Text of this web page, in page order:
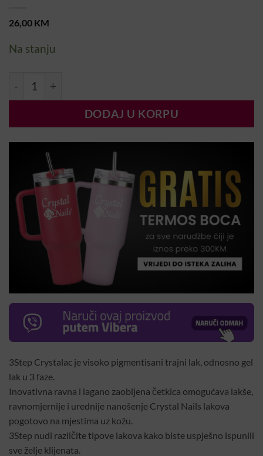
26,00 KM
Na stanju
3 Step Trajni lak – 3S78 (8ml) količina
DODAJ U KORPU
3Step Crystalac je visoko pigmentisani trajni lak, odnosno gel
lak u 3 faze.
Inovativna ravna i lagano zaobljena četkica omogućava lakše,
ravnomjernije i urednije nanošenje Crystal Nails lakova
pogotovo na mjestima uz kožu.
3Step nudi različite tipove lakova kako biste uspješno ispunili
sve želje klijenata.